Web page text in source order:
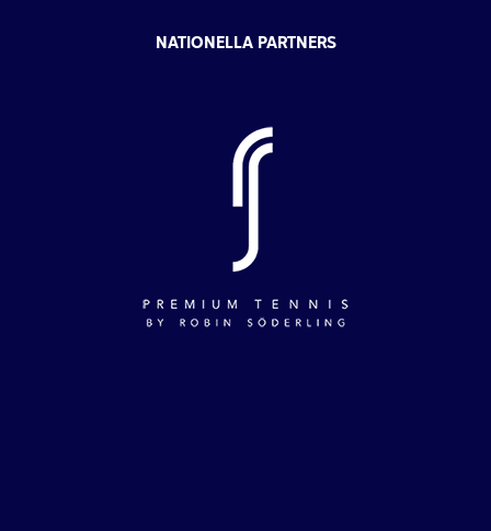
NATIONELLA PARTNERS